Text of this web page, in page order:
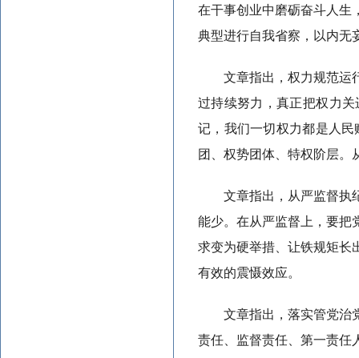
在干事创业中磨砺奋斗人生
典型进行自我省察，以内无
文章指出，权力规范运
过持续努力，真正把权力
记，我们一切权力都是人
团、权势团体、特权阶层。
文章指出，从严监督执
能少。在从严监督上，要把
求变为硬举措、让铁规矩长
有效的震慑效应。
文章指出，落实管党治
责任、监督责任、第一责任